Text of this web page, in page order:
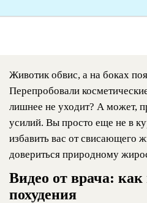
Животик обвис, а на боках
Перепробовали
лишнее не уходит? А может,
усилий. Вы просто еще не в
избавить вас от свисающего
довериться природному
Видео от врача: как
похудения